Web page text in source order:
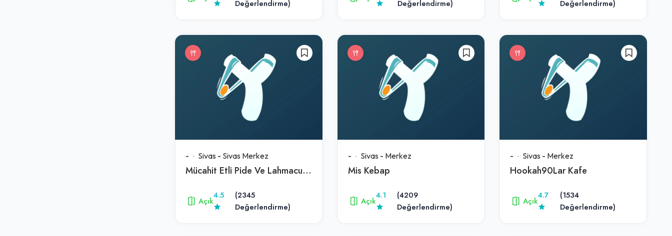
Değerlendirme)
Değerlendirme)
Değerlendirme)
- Sivas - Sivas Merkez
Mücahit Etli Pide Ve Lahmacun Salonu
Açık
4.5
(2345
Değerlendirme)
- Sivas - Merkez
Mis Kebap
Açık
4.1
(4209
Değerlendirme)
- Sivas - Merkez
Hookah90Lar Kafe
Açık
4.7
(1534
Değerlendirme)